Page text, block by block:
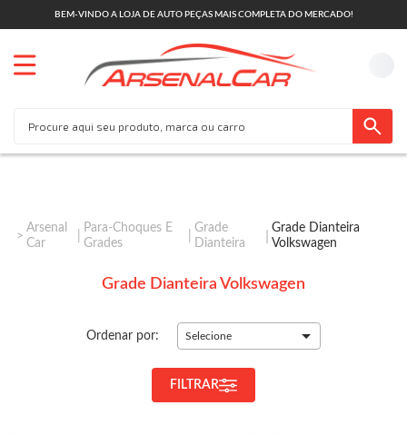
BEM-VINDO A LOJA DE AUTO PEÇAS MAIS COMPLETA DO MERCADO!
Arsenal
Car
Para-Choques E
Grades
Grade
Dianteira
Grade Dianteira
Volkswagen
Grade Dianteira Volkswagen
Ordenar por: Selecione
FILTRAR